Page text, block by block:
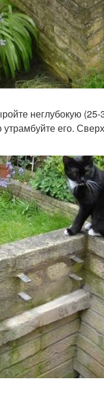
неглубокую
его.